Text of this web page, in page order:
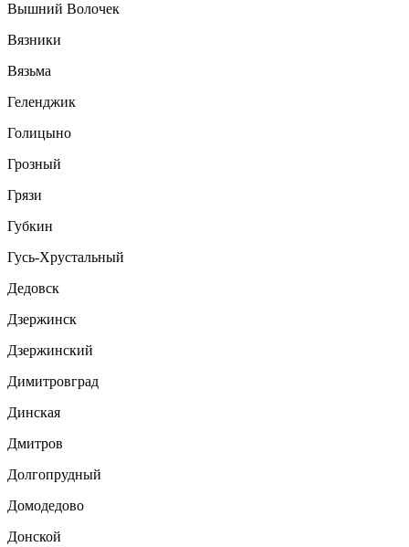
Вышний Волочек
Вязники
Вязьма
Геленджик
Голицыно
Грозный
Грязи
Губкин
Гусь-Хрустальный
Дедовск
Дзержинск
Дзержинский
Димитровград
Динская
Дмитров
Долгопрудный
Домодедово
Донской